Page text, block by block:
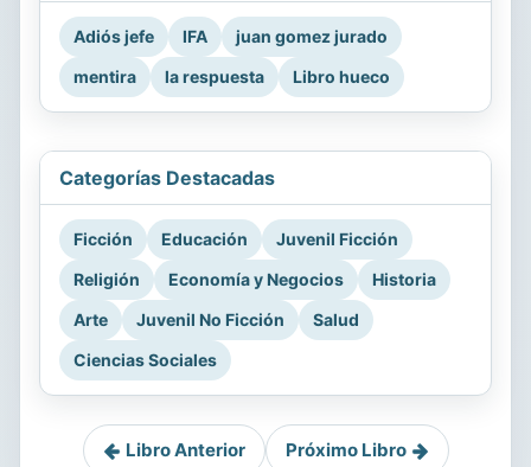
Adiós jefe IFA
juan gomez jurado
mentira
la respuesta Libro hueco
Categorías Destacadas
Ficción Educación
Juvenil Ficción
Religión
Economía y Negocios
Historia
Arte
Juvenil No Ficción
Salud
Ciencias Sociales
Libro Anterior Próximo Libro